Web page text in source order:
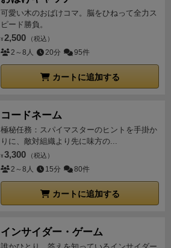
可愛い木のおばけコマ。脳をひねって全力ス
ピード勝負。
¥ 2,500 （税込）
2～8人 20分 95件
カートに追加する
コードネーム
極秘任務：スパイマスターのヒントを手掛か
りに、敵対組織より先に味方の...
¥ 3,300 （税込）
2～8人 15分 80件
カートに追加する
インサイダー・ゲーム